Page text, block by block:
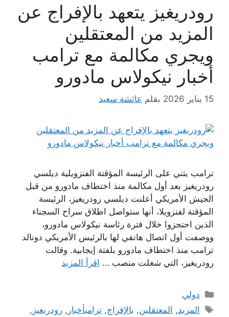
رودريغيز يتعهد بالإفراج عن
المزيد من المعتقلين
ويجري مكالمة مع ترامب
أخبار نيكولاس مادورو
15 يناير 2026 بقلم عائشة سعيد
ترامب يثني على الرئيسة المؤقتة الفنزويلية ديلسي
رودريغيز بعد أول مكالمة منذ اختطاف مادورو من قبل
الجيش الأمريكي أعلنت ديلسي رودريغيز، الرئيسة
المؤقتة لفنزويلا، أنها ستواصل اطلاق سراح السجناء
الذين احتجزوا خلال فترة رئاسة نيكولاس مادورو،
ووصفت أول اتصال هاتفي لها بالرئيس الأمريكي دونالد
ترامب منذ اختطاف مادورو بلفتة إيجابية. وقالت
رودريغيز، التي شغلت منصب … اقرأ المزيد
التصنيفات
دولي
الوسوم
المزيد, المعتقلين, بالإفراج,ترامبأخبار ,رودريغيز ,